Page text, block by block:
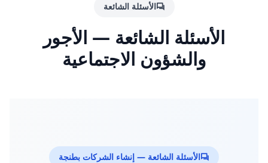
الأسئلة الشائعة
الأسئلة الشائعة — الأجور
والشؤون الاجتماعية
الأسئلة الشائعة — إنشاء الشركات بطنجة